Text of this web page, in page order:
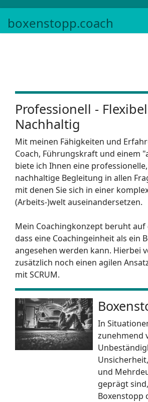
boxenstopp.coach
Professionell -
Nachhaltig
Mit meinen Fähigkeiten und
Coach, Führungskraft und einem
biete ich Ihnen eine
nachhaltige Begleitung in allen
mit denen Sie sich in einer
(Arbeits-)welt auseinandersetzen.
Mein Coachingkonzept beruht auf
dass eine Coachingeinheit als ein
angesehen werden kann. Hierbei
zusätzlich noch einen agilen
mit SCRUM.
In
zunehmend
und
geprägt
Boxenstopp